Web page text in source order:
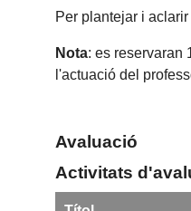
Per plantejar i
Nota: es reservaran
l'actuació del
Avaluació
Activitats